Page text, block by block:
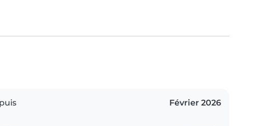
Février 2026